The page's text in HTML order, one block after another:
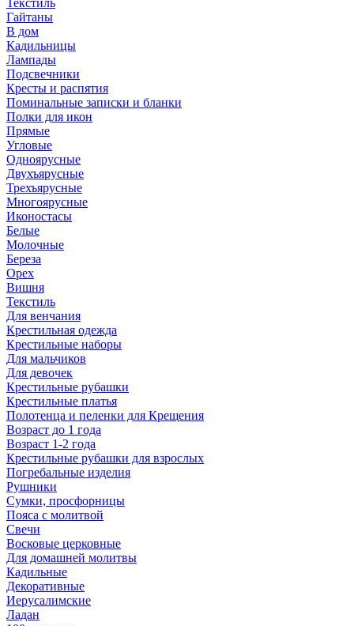
Текстиль
Гайтаны
В дом
Кадильницы
Лампады
Подсвечники
Кресты и распятия
Поминальные записки и бланки
Полки для икон
Прямые
Угловые
Одноярусные
Двухъярусные
Трехъярусные
Многоярусные
Иконостасы
Белые
Молочные
Береза
Орех
Вишня
Текстиль
Для венчания
Крестильная одежда
Крестильные наборы
Для мальчиков
Для девочек
Крестильные рубашки
Крестильные платья
Полотенца и пеленки для Крещения
Возраст до 1 года
Возраст 1-2 года
Крестильные рубашки для взрослых
Погребальные изделия
Рушники
Сумки, просфорницы
Пояса с молитвой
Свечи
Восковые церковные
Для домашней молитвы
Кадильные
Декоративные
Иерусалимские
Ладан